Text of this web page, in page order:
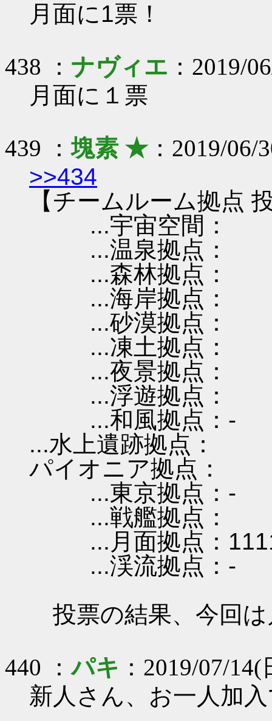
月面に1票！
438 ： ナヴィエ ：2019/
月面に１票
439 ：塊素 ★：2019/06/
>>434
【チームルーム拠点
...宇宙空間：
...温泉拠点：
...森林拠点：
...海岸拠点：
...砂漠拠点：
...凍土拠点：
...夜景拠点：
...浮遊拠点：
...和風拠点：-
...水上遺跡拠点：
パイオニア拠点：
...東京拠点：-
...戦艦拠点：
...月面拠点：
...渓流拠点：-
投票の結果、今回
440 ：パキ ：2019/07/
新人さん、お一人加